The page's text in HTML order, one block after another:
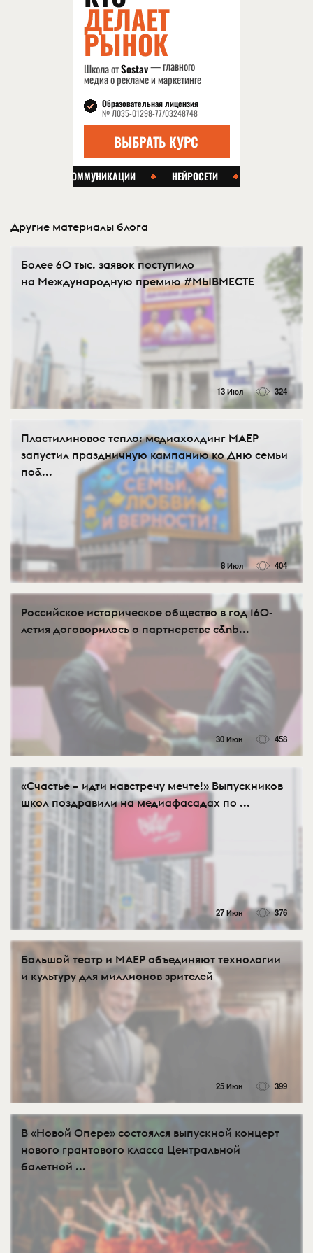
Другие материалы блога
Более 60 тыс. заявок поступило
на Международную премию #МЫВМЕСТЕ
13 Июл 324
Пластилиновое тепло: медиахолдинг МАЕР
запустил праздничную кампанию ко Дню семьи
по&...
8 Июл 404
Российское историческое общество в год 160-
летия договорилось о партнерстве с&nb...
30 Июн 458
«Счастье – идти навстречу мечте!» Выпускников
школ поздравили на медиафасадах по ...
27 Июн 376
Большой театр и МАЕР объединяют технологии
и культуру для миллионов зрителей
25 Июн 399
В «Новой Опере» состоялся выпускной концерт
нового грантового класса Центральной
балетной ...